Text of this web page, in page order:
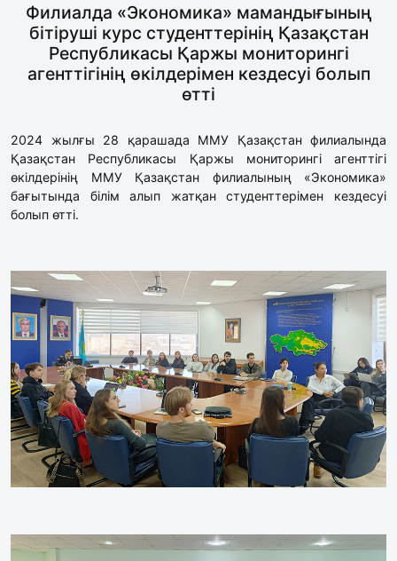
Филиалда «Экономика» мамандығының
бітіруші курс студенттерінің Қазақстан
Республикасы Қаржы мониторингі
агенттігінің өкілдерімен кездесуі болып
өтті
2024 жылғы 28 қарашада ММУ Қазақстан филиалында
Қазақстан Республикасы Қаржы мониторингі агенттігі
өкілдерінің ММУ Қазақстан филиалының «Экономика»
бағытында білім алып жатқан студенттерімен кездесуі
болып өтті.